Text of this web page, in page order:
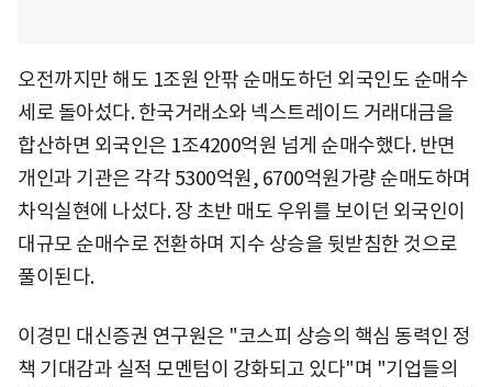
오전까지만 해도 1조원 안팎 순매도하던 외국인도 순매수
세로 돌아섰다. 한국거래소와 넥스트레이드 거래대금을
합산하면 외국인은 1조4200억원 넘게 순매수했다. 반면
개인과 기관은 각각 5300억원, 6700억원가량 순매도하며
차익실현에 나섰다. 장 초반 매도 우위를 보이던 외국인이
대규모 순매수로 전환하며 지수 상승을 뒷받침한 것으로
풀이된다.
이경민 대신증권 연구원은 "코스피 상승의 핵심 동력인 정
책 기대감과 실적 모멘텀이 강화되고 있다"며 "기업들의